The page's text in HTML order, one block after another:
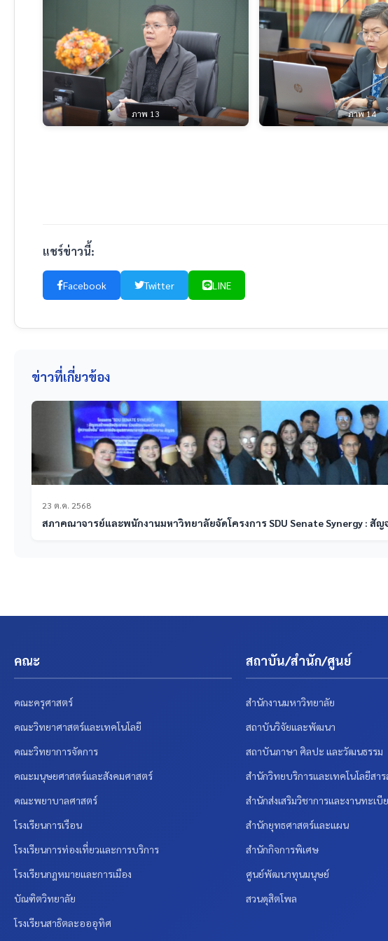
ภาพ 13 ภาพ 14
แชร์ข่าวนี้:
Facebook Twitter LINE
ข่าวที่เกี่ยวข้อง
23 ต.ค. 2568
สภาคณาจารย์และพนักงานมหาวิทยาลัยจัดโครงการ SDU Senate Synergy
คณะ
คณะครุศาสตร์
คณะวิทยาศาสตร์และเทคโนโลยี
คณะวิทยาการจัดการ
คณะมนุษยศาสตร์และสังคมศาสตร์
คณะพยาบาลศาสตร์
โรงเรียนการเรือน
โรงเรียนการท่องเที่ยวและการบริการ
โรงเรียนกฎหมายและการเมือง
บัณฑิตวิทยาลัย
โรงเรียนสาธิตละอออุทิศ
สถาบัน/สำนัก/ศูนย์
สำนักงานมหาวิทยาลัย
สถาบันวิจัยและพัฒนา
สถาบันภาษา ศิลปะ และวัฒนธรรม
สำนักวิทยบริการและเทคโนโลยีสา
สำนักส่งเสริมวิชาการและงานทะเบี
สำนักยุทธศาสตร์และแผน
สำนักกิจการพิเศษ
ศูนย์พัฒนาทุนมนุษย์
สวนดุสิตโพล